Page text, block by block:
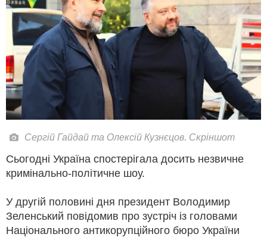
Сергій Гайдай та Олексій Кузнєцов. Скріншот
Сьогодні Україна спостерігала досить незвичне
кримінально-політичне шоу.
У другій половині дня президент Володимир
Зеленський повідомив про зустріч із головами
Національного антикорупційного бюро України